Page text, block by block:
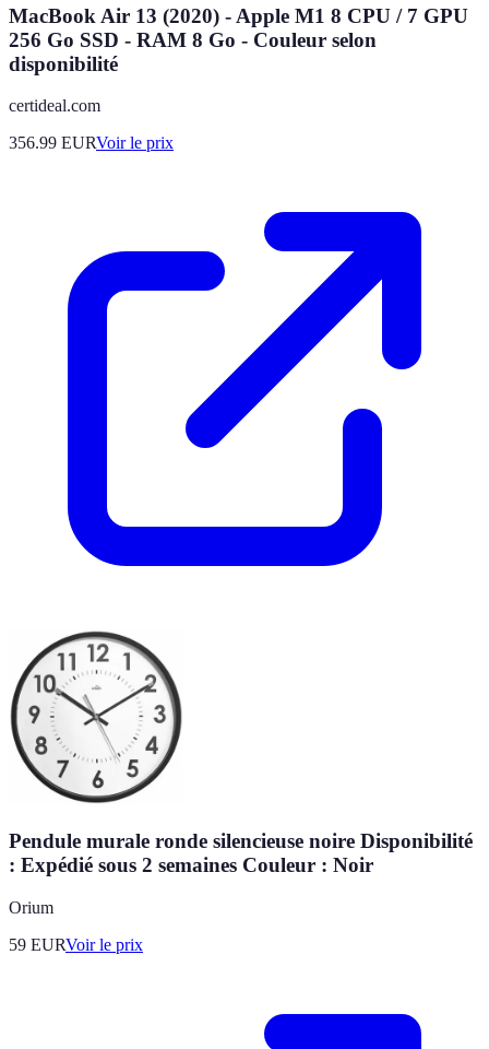
MacBook Air 13 (2020) - Apple M1 8 CPU / 7 GPU
256 Go SSD - RAM 8 Go - Couleur selon
disponibilité
certideal.com
356.99 EURVoir le prix
Pendule murale ronde silencieuse noire Disponibilité
: Expédié sous 2 semaines Couleur : Noir
Orium
59 EURVoir le prix